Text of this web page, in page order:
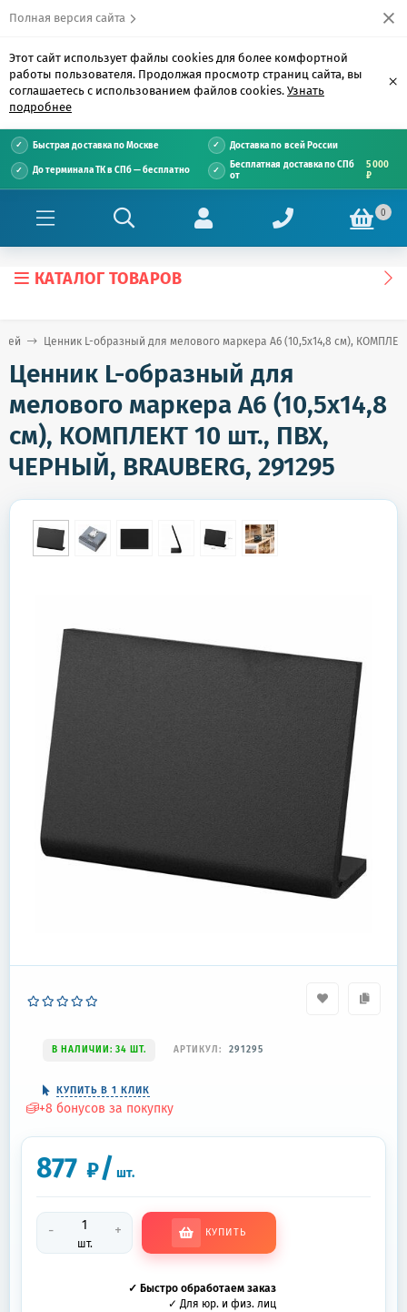
Полная версия сайта
Этот сайт использует файлы cookies для более комфортной
работы пользователя. Продолжая просмотр страниц сайта, вы
соглашаетесь с использованием файлов cookies. Узнать
подробнее
×
Быстрая доставка по Москве Доставка по всей России
До терминала ТК в СПб — бесплатно
Бесплатная доставка по СПб
от
5 000
₽
0
КАТАЛОГ ТОВАРОВ
Ценник L-образный для мелового маркера A6 (10,5x14,8 см),
Ценник L-образный для
мелового маркера A6 (10,5x14,8
см), КОМПЛЕКТ 10 шт., ПВХ,
ЧЕРНЫЙ, BRAUBERG, 291295
В НАЛИЧИИ: 34 ШТ. АРТИКУЛ: 291295
КУПИТЬ В 1 КЛИК
+8 бонусов за покупку
877 ₽/ шт.
-
шт.
+ КУПИТЬ
✓ Быстро обработаем заказ
✓ Для юр. и физ. лиц